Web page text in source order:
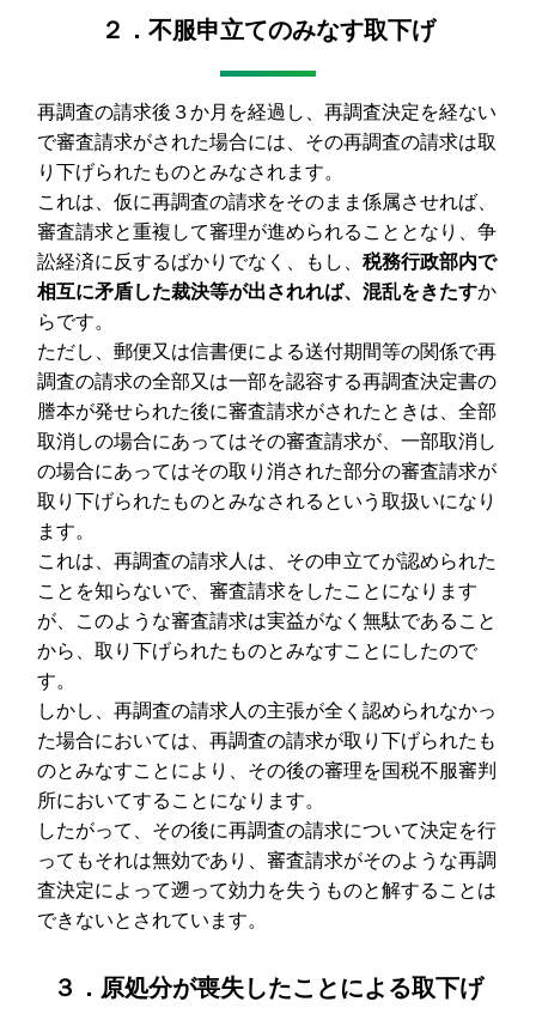
２．不服申立てのみなす取下げ
再調査の請求後３か月を経過し、再調査決定を経ない
で審査請求がされた場合には、その再調査の請求は取
り下げられたものとみなされます。
これは、仮に再調査の請求をそのまま係属させれば、
審査請求と重複して審理が進められることとなり、争
訟経済に反するばかりでなく、もし、税務行政部内で
相互に矛盾した裁決等が出されれば、混乱をきたすか
らです。
ただし、郵便又は信書便による送付期間等の関係で再
調査の請求の全部又は一部を認容する再調査決定書の
謄本が発せられた後に審査請求がされたときは、全部
取消しの場合にあってはその審査請求が、一部取消し
の場合にあってはその取り消された部分の審査請求が
取り下げられたものとみなされるという取扱いになり
ます。
これは、再調査の請求人は、その申立てが認められた
ことを知らないで、審査請求をしたことになります
が、このような審査請求は実益がなく無駄であること
から、取り下げられたものとみなすことにしたので
す。
しかし、再調査の請求人の主張が全く認められなかっ
た場合においては、再調査の請求が取り下げられたも
のとみなすことにより、その後の審理を国税不服審判
所においてすることになります。
したがって、その後に再調査の請求について決定を行
ってもそれは無効であり、審査請求がそのような再調
査決定によって遡って効力を失うものと解することは
できないとされています。
３．原処分が喪失したことによる取下げ